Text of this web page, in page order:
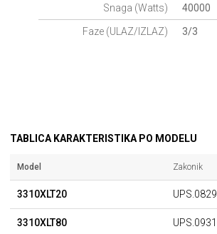
Snaga (Watts) 40000
Faze (ULAZ/IZLAZ) 3/3
TABLICA KARAKTERISTIKA PO MODELU
Model Zakonik
3310XLT20 UPS.0829
3310XLT80 UPS.0931